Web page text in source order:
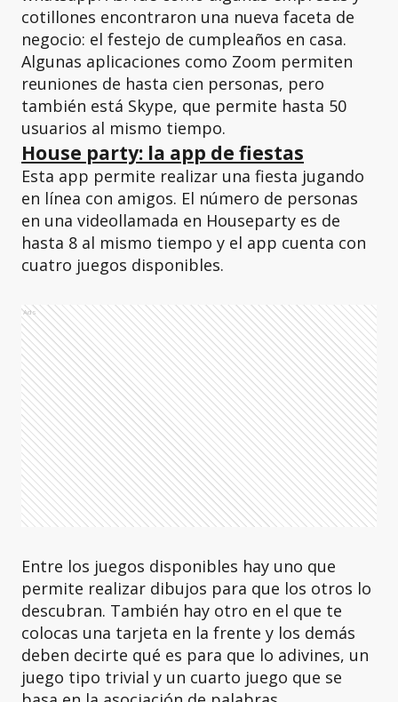
cotillones encontraron una nueva faceta de
negocio: el festejo de cumpleaños en casa.
Algunas aplicaciones como Zoom permiten
reuniones de hasta cien personas, pero
también está Skype, que permite hasta 50
usuarios al mismo tiempo.
House party: la app de fiestas
Esta app permite realizar una fiesta jugando
en línea con amigos. El número de personas
en una videollamada en Houseparty es de
hasta 8 al mismo tiempo y el app cuenta con
cuatro juegos disponibles.
Ads
Entre los juegos disponibles hay uno que
permite realizar dibujos para que los otros lo
descubran. También hay otro en el que te
colocas una tarjeta en la frente y los demás
deben decirte qué es para que lo adivines, un
juego tipo trivial y un cuarto juego que se